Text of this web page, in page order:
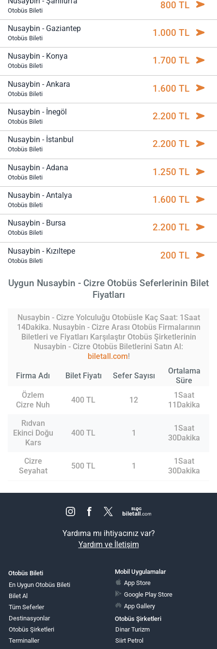
Otobüs Bileti 800 TL
Nusaybin - Gaziantep
Otobüs Bileti 1.000 TL
Nusaybin - Konya
Otobüs Bileti 1.700 TL
Nusaybin - Ankara
Otobüs Bileti 1.600 TL
Nusaybin - İnegöl
Otobüs Bileti 2.200 TL
Nusaybin - İstanbul
Otobüs Bileti 2.200 TL
Nusaybin - Adana
Otobüs Bileti 1.250 TL
Nusaybin - Antalya
Otobüs Bileti 1.600 TL
Nusaybin - Bursa
Otobüs Bileti 2.200 TL
Nusaybin - Kızıltepe
Otobüs Bileti 200 TL
Uygun Nusaybin - Cizre Otobüs Seferlerinin Bilet
Fiyatları
Nusaybin - Cizre Yolculuğu Otobüsle Kaç Saat: 1Saat
14Dakika. Nusaybin - Cizre Arası Otobüs Firmalarının
Biletleri ve Fiyatları Karşılaştır Otobüs Şirketlerinin
Nusaybin - Cizre Otobüs Biletlerini Satın Al:
biletall.com!
Firma Adı Bilet Fiyatı Sefer Sayısı
Ortalama
Süre
Özlem
Cizre Nuh
400 TL 12
1Saat
11Dakika
Rıdvan
Ekinci Doğu
Kars
400 TL 1
1Saat
30Dakika
Cizre
Seyahat
500 TL 1
1Saat
30Dakika
Yardıma mı ihtiyacınız var?
Yardım ve İletişim
Otobüs Bileti
En Uygun Otobüs Bileti
Bilet Al
Tüm Seferler
Destinasyonlar
Otobüs Şirketleri
Terminaller
Mobil Uygulamalar
App Store
Google Play Store
App Gallery
Otobüs Şirketleri
Dinar Turizm
Siirt Petrol